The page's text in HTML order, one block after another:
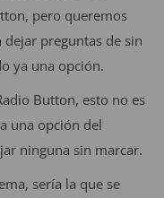
pero queremos
preguntas de sin
ya una opción.
Button, esto no es
una opción del
ninguna sin marcar.
sería la que se